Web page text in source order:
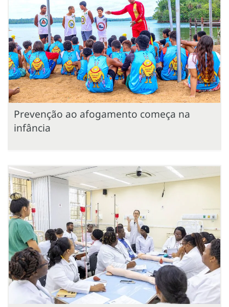
Prevenção ao afogamento começa na
infância